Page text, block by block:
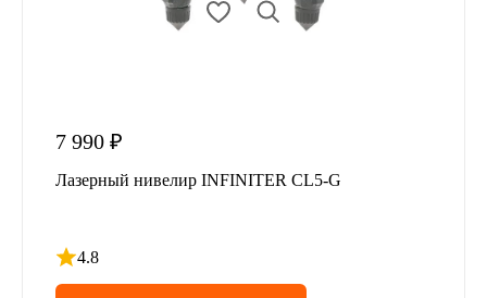
7 990 ₽
Лазерный нивелир INFINITER CL5-G
4.8
Рейтинг 4.8 из 5